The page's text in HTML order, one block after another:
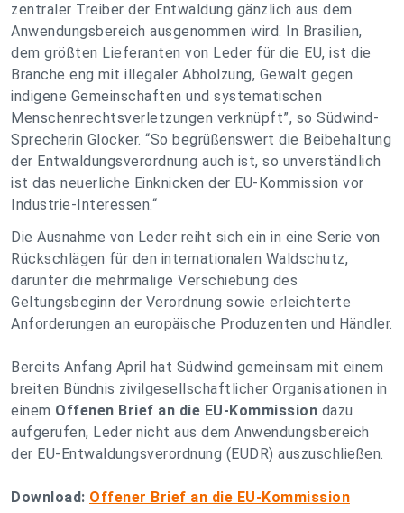
zentraler Treiber der Entwaldung gänzlich aus dem
Anwendungsbereich ausgenommen wird. In Brasilien,
dem größten Lieferanten von Leder für die EU, ist die
Branche eng mit illegaler Abholzung, Gewalt gegen
indigene Gemeinschaften und systematischen
Menschenrechtsverletzungen verknüpft”, so Südwind-
Sprecherin Glocker. “So begrüßenswert die Beibehaltung
der Entwaldungsverordnung auch ist, so unverständlich
ist das neuerliche Einknicken der EU-Kommission vor
Industrie-Interessen.“
Die Ausnahme von Leder reiht sich ein in eine Serie von
Rückschlägen für den internationalen Waldschutz,
darunter die mehrmalige Verschiebung des
Geltungsbeginn der Verordnung sowie erleichterte
Anforderungen an europäische Produzenten und Händler.
Bereits Anfang April hat Südwind gemeinsam mit einem
breiten Bündnis zivilgesellschaftlicher Organisationen in
einem Offenen Brief an die EU-Kommission dazu
aufgerufen, Leder nicht aus dem Anwendungsbereich
der EU-Entwaldungsverordnung (EUDR) auszuschließen.
Download: Offener Brief an die EU-Kommission